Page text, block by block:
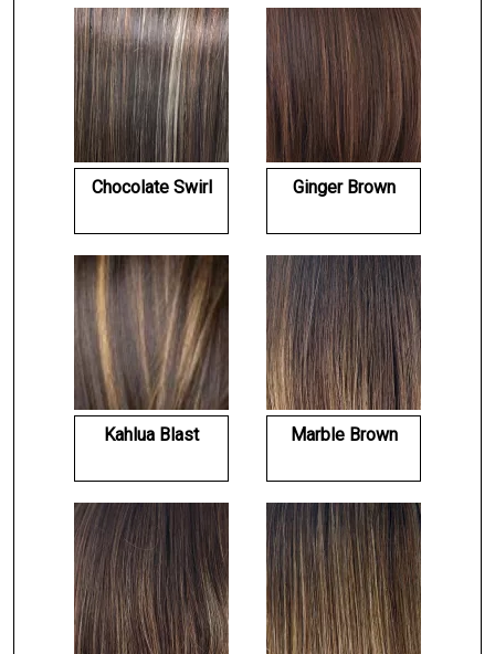
Chocolate Swirl Ginger Brown
Kahlua Blast Marble Brown